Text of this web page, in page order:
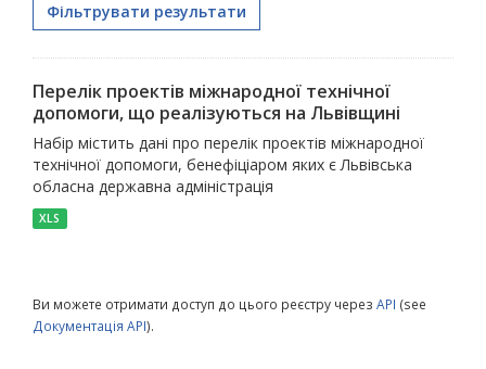
Фільтрувати результати
Перелік проектів міжнародної технічної
допомоги, що реалізуються на Львівщині
Набір містить дані про перелік проектів міжнародної
технічної допомоги, бенефіціаром яких є Львівська
обласна державна адміністрація
XLS
Ви можете отримати доступ до цього реєстру через API (see
Документація API).